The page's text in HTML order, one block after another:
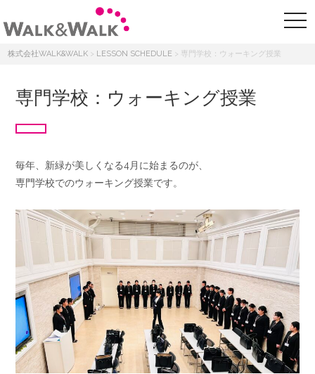
株式会社WALK&WALK > LESSON SCHEDULE > 専門学校：ウォーキング授業
専門学校：ウォーキング授業
毎年、新緑が美しくなる4月に始まるのが、
専門学校でのウォーキング授業です。